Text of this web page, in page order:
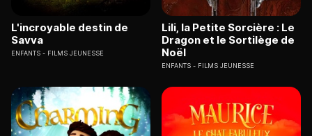
L'incroyable destin de
Savva
ENFANTS FILMS JEUNESSE
Lili, la Petite Sorcière : Le
Dragon et le Sortilège de
Noël
ENFANTS FILMS JEUNESSE